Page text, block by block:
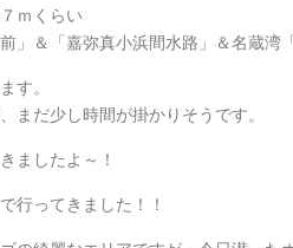
ｍくらい
」＆「嘉弥真小浜間水路」＆名蔵湾
す。
まだ少し時間が掛かりそうです。
ましたよ～！
行ってきました！！